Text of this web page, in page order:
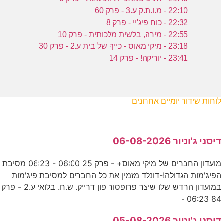
22:10 - מ.ו.ת.ק ע.3 - פרק 60
22:32 - כוח פיג'יי - פרק 8
22:55 - מירה, בלשית מלכותית - פרק 10
23:18 - מיקי מאוס - כייף של בית ע.2 - פרק 30
23:41 - יוריקה! - פרק 14
לוחות שידור יומיים אחרונים
דיסני ג'וניור 06-08-2026
מועדון החברים של מיקי מאוס+ - פרק 25 06:00 - 06:23 מסיבת
הפיג'מות הגדולה!-דונלד מזמין את כל החברים למסיבת פיג'מות
במועדון החדש שלו שיצר פרופסור פון דרייק. ש.ח. בלואי ע.2 - פרק
84 06:23 -